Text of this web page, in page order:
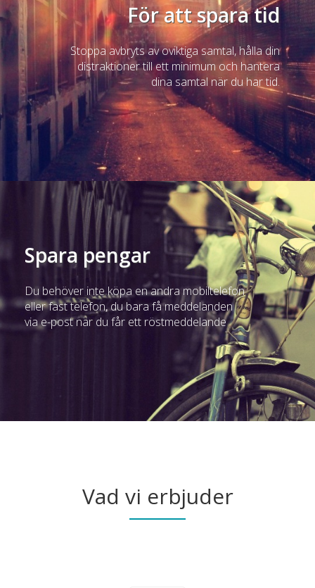
För att spara tid
Stoppa avbryts av oviktiga samtal, hålla din
distraktioner till ett minimum och hantera
dina samtal när du har tid.
Spara pengar
Du behöver inte köpa en andra mobiltelefon
eller fast telefon, du bara få meddelanden
via e-post när du får ett röstmeddelande
Vad vi erbjuder